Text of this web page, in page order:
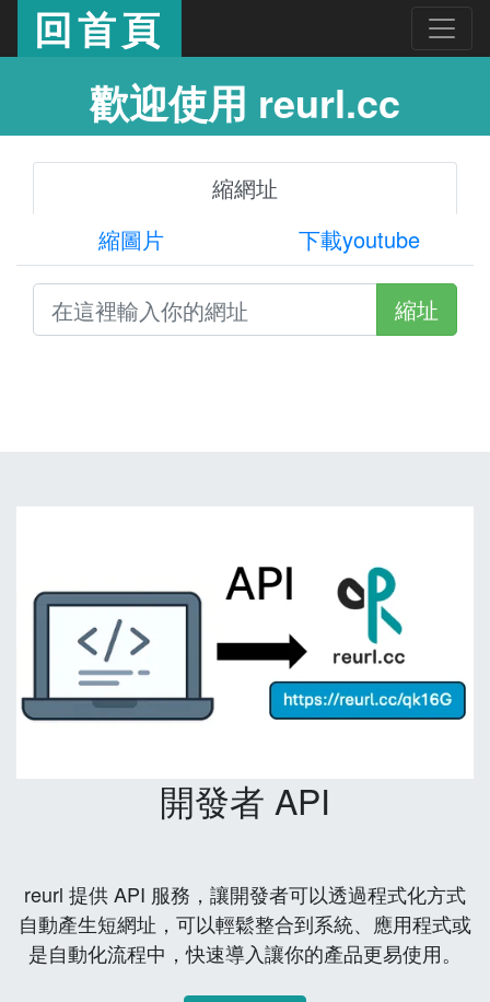
回首頁
歡迎使用 reurl.cc
縮網址
縮圖片
下載youtube
縮址
開發者 API
reurl 提供 API 服務，讓開發者可以透過程式化方式
自動產生短網址，可以輕鬆整合到系統、應用程式或
是自動化流程中，快速導入讓你的產品更易使用。